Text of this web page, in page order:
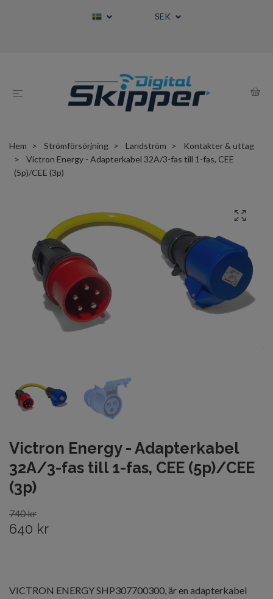
SEK
Hem Strömförsörjning Landström
Kontakter & uttag
Victron Energy - Adapterkabel 32A/3-fas till 1-fas, CEE
(5p)/CEE (3p)
Victron Energy - Adapterkabel
32A/3-fas till 1-fas, CEE (5p)/CEE
(3p)
740 kr
640 kr
VICTRON ENERGY SHP307700300, är en adapterkabel